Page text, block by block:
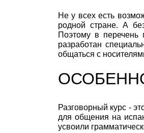
Не у всех есть
родной стране. А
Поэтому в перечень
разработан
общаться с
Разговорный курс -
для общения на
усвоили